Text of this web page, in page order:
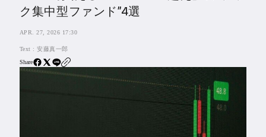
住宅ローン
SBIネオトレード証券
ク集中型ファンド”4選
APR. 27, 2026 17:30
Text :安藤真一郎
Share